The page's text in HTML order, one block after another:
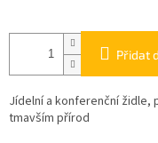
Přidat
Jídelní a konferenční židle,
tmavším přírod